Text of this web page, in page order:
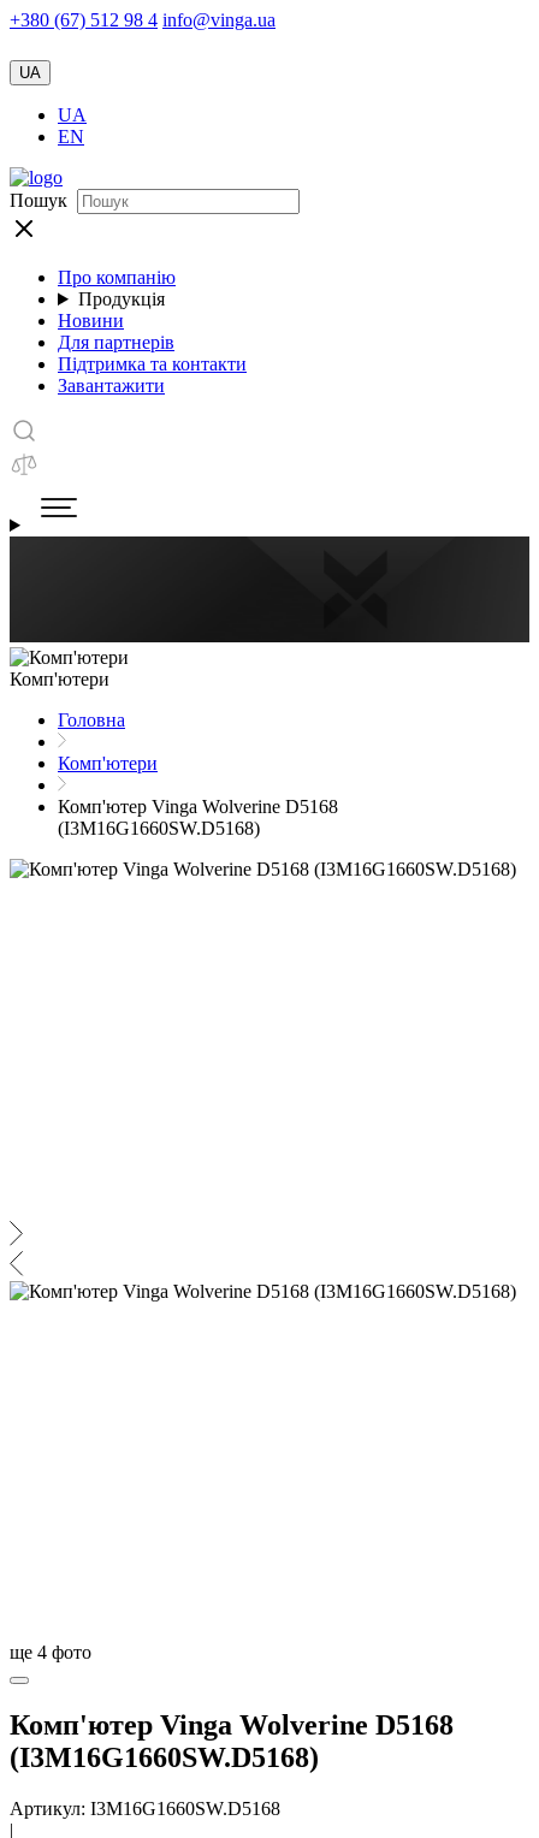
+380 (67) 512 98 4 info@vinga.ua
UA
UA
EN
Пошук
Про компанію
Продукція
Новини
Для партнерів
Підтримка та контакти
Завантажити
Комп'ютери
Головна
Комп'ютери
Комп'ютер Vinga Wolverine D5168
(I3M16G1660SW.D5168)
ще 4 фото
Комп'ютер Vinga Wolverine D5168
(I3M16G1660SW.D5168)
Артикул: I3M16G1660SW.D5168
|